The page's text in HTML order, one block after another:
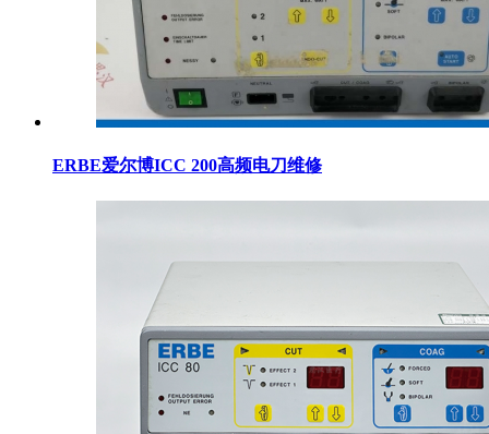
ERBE爱尔博ICC 200高频电刀维修